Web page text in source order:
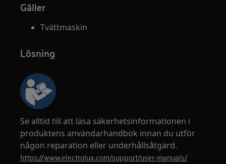
Gäller
Tvättmaskin
Lösning
Se alltid till att läsa säkerhetsinformationen i
produktens användarhandbok innan du utför
någon reparation eller underhållsåtgärd.
https://www.electrolux.com/support/user-manuals/